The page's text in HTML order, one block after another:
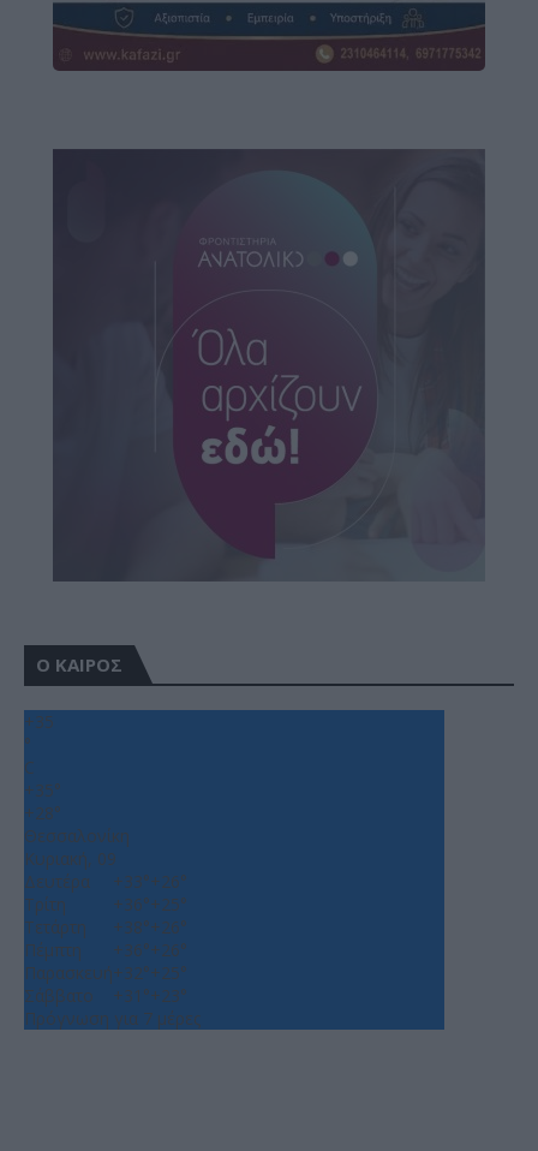
Ο ΚΑΙΡΟΣ
+35
°
C
+35°
+28°
Θεσσαλονίκη
Κυριακή, 09
Δευτέρα
+33°+26°
Τρίτη
+36°+25°
Τετάρτη
+38°+26°
Πέμπτη
+36°+26°
Παρασκευή+32°+25°
Σάββατο
+31°+23°
Πρόγνωση για 7 μέρες